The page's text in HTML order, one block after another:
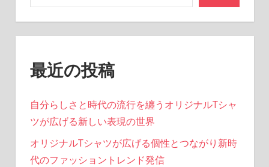
ー
ジ
り
最近の投稿
自分らしさと時代の流行を纏うオリジナルTシャ
ツが広げる新しい表現の世界
オリジナルTシャツが広げる個性とつながり新時
代のファッショントレンド発信